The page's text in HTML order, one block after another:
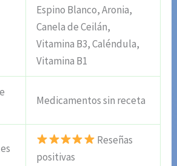
Espino Blanco, Aronia,
Canela de Ceilán,
Vitamina B3, Caléndula,
Vitamina B1
Medicamentos sin receta
Reseñas
positivas